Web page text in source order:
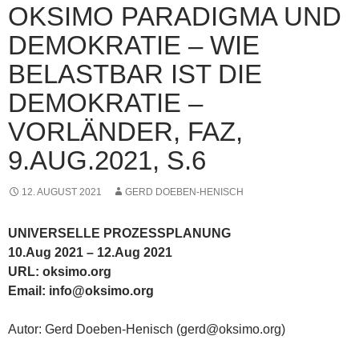
OKSIMO PARADIGMA UND
DEMOKRATIE – WIE
BELASTBAR IST DIE
DEMOKRATIE –
VORLÄNDER, FAZ,
9.AUG.2021, S.6
12. AUGUST 2021 GERD DOEBEN-HENISCH
UNIVERSELLE PROZESSPLANUNG
10.Aug 2021 – 12.Aug 2021
URL: oksimo.org
Email: info@oksimo.org
Autor: Gerd Doeben-Henisch (gerd@oksimo.org)